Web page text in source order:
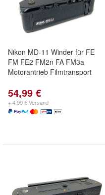
Nikon MD-11 Winder für FE
FM FE2 FM2n FA FM3a
Motorantrieb Filmtransport
54,99 €
+ 4,99 € Versand